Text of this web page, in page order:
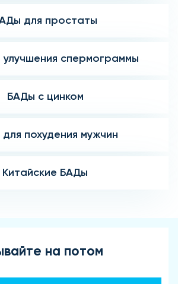
для простаты
улучшения спермограммы
БАДы с цинком
похудения мужчин
Китайские БАДы
на потом